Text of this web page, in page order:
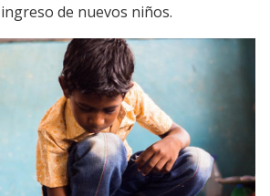
de nuevos niños.